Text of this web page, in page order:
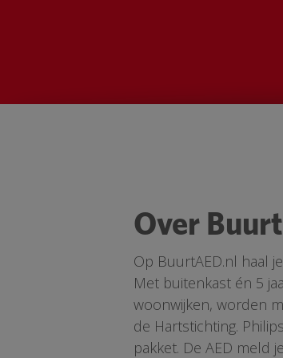
Over
Op BuurtAED.nl haal
Met buitenkast én 5
woonwijken, worden
de Hartstichting.
pakket. De AED meld